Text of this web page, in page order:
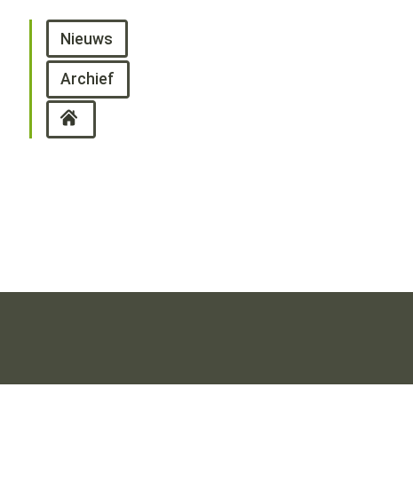
Nieuws
Archief